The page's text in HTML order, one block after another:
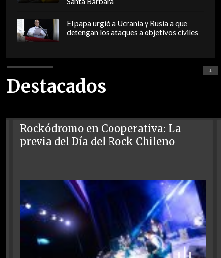
El papa urgió a Ucrania y Rusia a que
detengan los ataques a objetivos civiles
Destacados
+
Rockódromo en Cooperativa: La
previa del Día del Rock Chileno